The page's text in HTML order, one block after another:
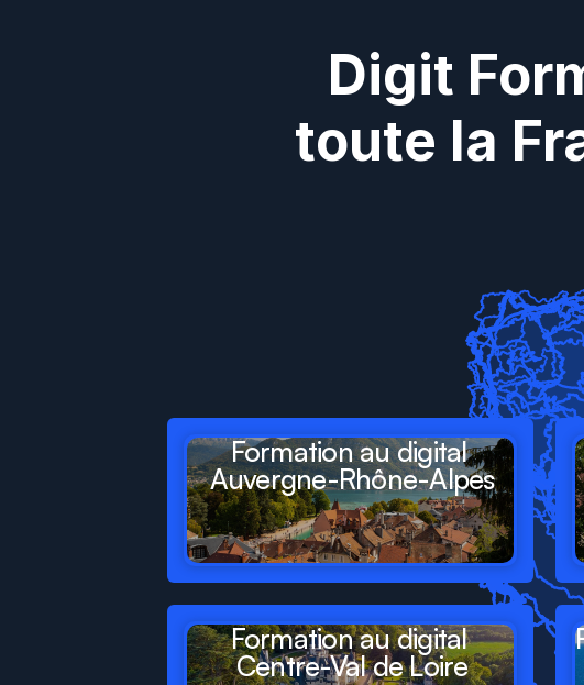
Digit
toute la
présent
départementsetrégions
Formation au digital
Auvergne-Rhône-Alpes
Formation au digital
Centre-Val de Loire